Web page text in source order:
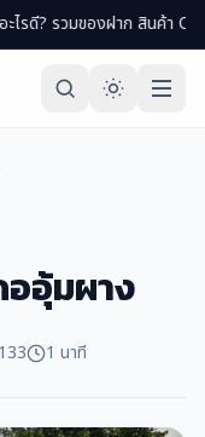
ฝาก สินค้า OTOP ขึ้นชื่อ•
ออุ้มผาง
133 1 นาที